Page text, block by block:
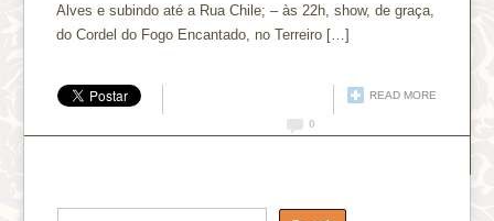
Alves e subindo até a Rua Chile; – às 22h, show, de graça,
do Cordel do Fogo Encantado, no Terreiro […]
READ MORE
0